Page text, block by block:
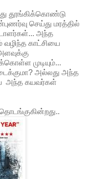
தூங்கிக்கொண்டு
செய்து மரத்தில்
அந்த
வழிந்த காட்சியை
முடியும்...
அல்லது அந்த
அந்த கயவர்கள்